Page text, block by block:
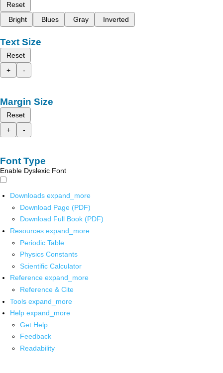
Reset
Bright
Blues Gray Inverted
Text Size
Reset
+
-
Margin Size
Reset
+
-
Font Type
Enable Dyslexic Font
Downloads expand_more
Download Page (PDF)
Download Full Book (PDF)
Resources expand_more
Periodic Table
Physics Constants
Scientific Calculator
Reference expand_more
Reference & Cite
Tools expand_more
Help expand_more
Get Help
Feedback
Readability